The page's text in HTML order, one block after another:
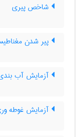
شاخص پیری
پیر شدن
آزمایش آب
آزمایش غوطه